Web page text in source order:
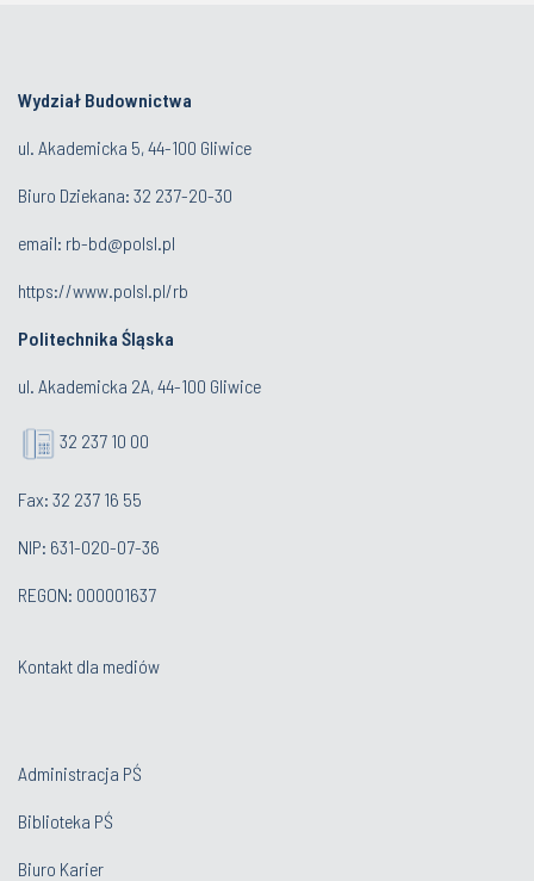
Wydział Budownictwa
ul. Akademicka 5, 44-100 Gliwice
Biuro Dziekana: 32 237-20-30
email: rb-bd@polsl.pl
https://www.polsl.pl/rb
Politechnika Śląska
ul. Akademicka 2A, 44-100 Gliwice
32 237 10 00
Fax: 32 237 16 55
NIP: 631-020-07-36
REGON: 000001637
Kontakt dla mediów
Administracja PŚ
Biblioteka PŚ
Biuro Karier